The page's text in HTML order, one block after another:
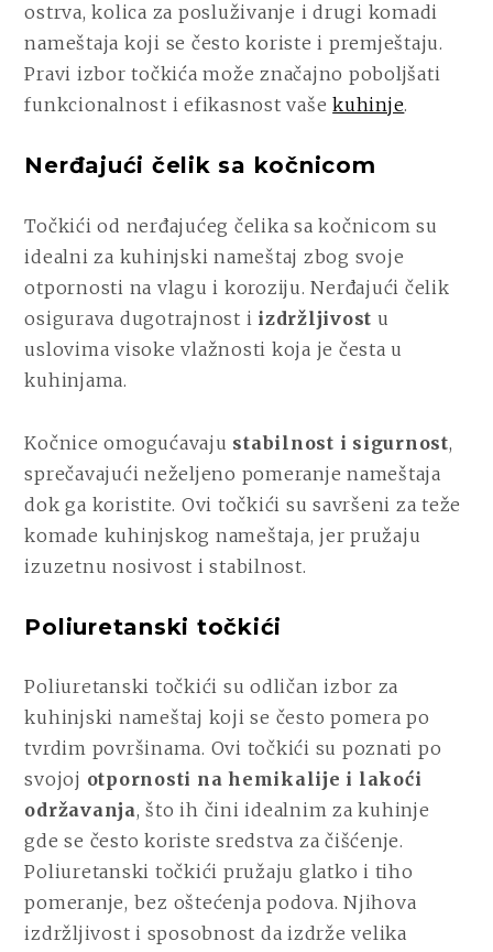
ostrva, kolica za posluživanje i drugi komadi
nameštaja koji se često koriste i premještaju.
Pravi izbor točkića može značajno poboljšati
funkcionalnost i efikasnost vašekuhinje.
Nerđajući čelik sa kočnicom
Točkići od nerđajućeg čelika sa kočnicom su
idealni za kuhinjski nameštaj zbog svoje
otpornosti na vlagu i koroziju. Nerđajući čelik
osigurava dugotrajnost i izdržljivost u
uslovima visoke vlažnosti koja je česta u
kuhinjama.
Kočnice omogućavaju stabilnost i sigurnost,
sprečavajući neželjeno pomeranje nameštaja
dok ga koristite. Ovi točkići su savršeni za teže
komade kuhinjskog nameštaja, jer pružaju
izuzetnu nosivost i stabilnost.
Poliuretanski točkići
Poliuretanski točkići su odličan izbor za
kuhinjski nameštaj koji se često pomera po
tvrdim površinama. Ovi točkići su poznati po
svojoj otpornosti na hemikalije i lakoći
održavanja, što ih čini idealnim za kuhinje
gde se često koriste sredstva za čišćenje.
Poliuretanski točkići pružaju glatko i tiho
pomeranje, bez oštećenja podova. Njihova
izdržljivost i sposobnost da izdrže velika